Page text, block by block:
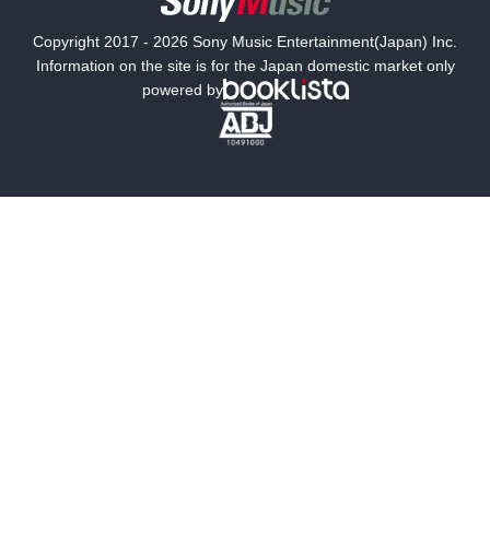
海外小説
ミステリー SF
文学
Copyright 2017 - 2026 Sony Music Entertainment(Japan) Inc.
Information on the site is for the Japan domestic market only
powered by